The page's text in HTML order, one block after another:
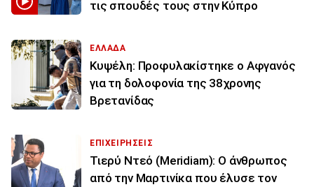
τις σπουδές τους στην Κύπρο
ΕΛΛΑΔΑ
Κυψέλη: Προφυλακίστηκε ο Αφγανός
για τη δολοφονία της 38χρονης
Βρετανίδας
ΕΠΙΧΕΙΡΗΣΕΙΣ
Τιερύ Ντεό (Meridiam): Ο άνθρωπος
από την Μαρτινίκα που έλυσε τον